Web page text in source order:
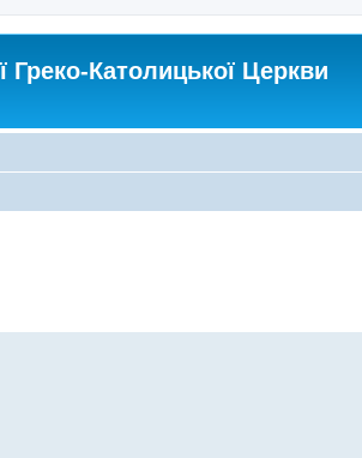
Католицької Церкви